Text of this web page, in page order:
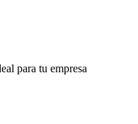
para tu empresa